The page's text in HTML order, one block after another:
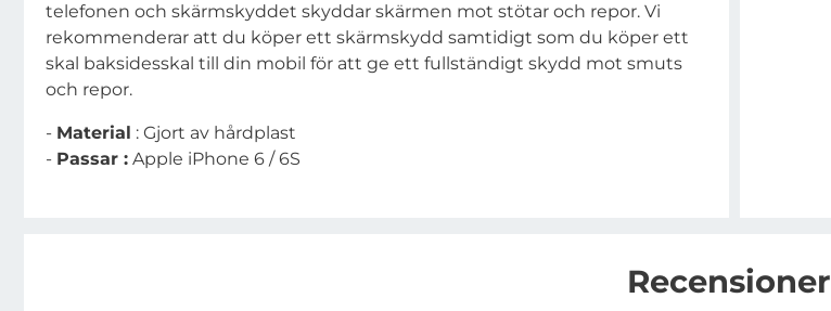
telefonen och skärmskyddet skyddar skärmen mot stötar och repor. Vi
rekommenderar att du köper ett skärmskydd samtidigt som du köper ett
skal baksidesskal till din mobil för att ge ett fullständigt skydd mot smuts
och repor.
- Material : Gjort av hårdplast
- Passar : Apple iPhone 6 / 6S
Recensioner